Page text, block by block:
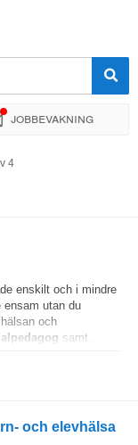
Jobbevakning
4
enskilt och i mindre
ensam utan du
och
samt...
och elevhälsa